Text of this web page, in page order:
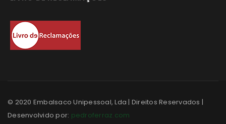
© 2020 Embalsaco Unipessoal, Lda | Direitos Reservados |
Desenvolvido por: pedroferraz.com